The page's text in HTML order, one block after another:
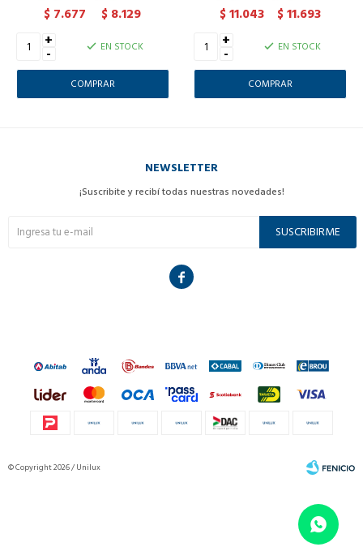
$ 7.677 $ 8.129
+
- EN STOCK
$11.043 $11.693
+
- EN STOCK
NEWSLETTER
¡Suscribite y recibí todas nuestras novedades!
SUSCRIBIRME

© Copyright 2026 / Unilux